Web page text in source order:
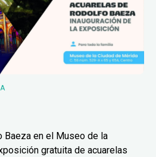
Baeza en el Museo de la
gratuita de acuarelas